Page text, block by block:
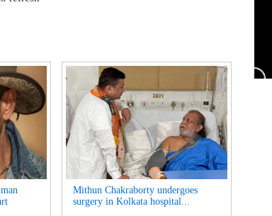
Mithun Chakraborty undergoes
surgery in Kolkata hospital...